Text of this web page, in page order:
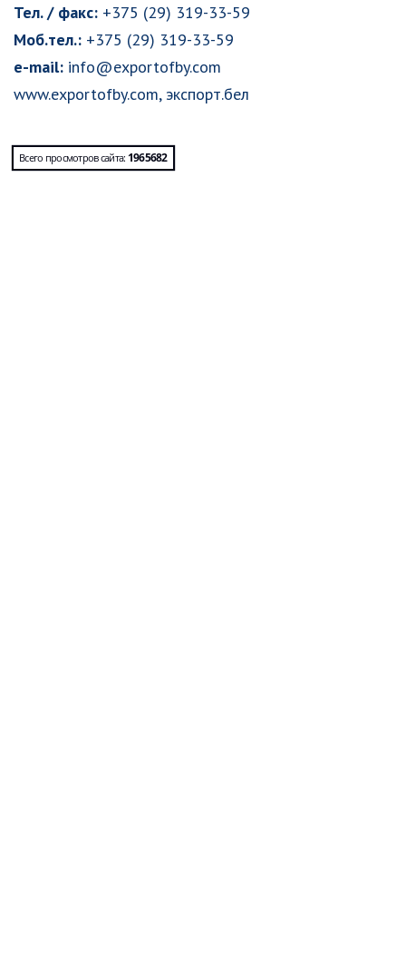
Тел. / факс: +375 (29) 319-33-59
Моб.тел.: +375 (29) 319-33-59
e-mail: info@exportofby.com
www.exportofby.com, экспорт.бел
Всего просмотров сайта: 1965682